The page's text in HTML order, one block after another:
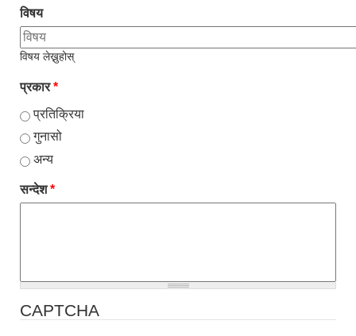
विषय
विषय लेख्नुहोस्
प्रकार*
प्रतिक्रिया
गुनासो
अन्य
सन्देश*
CAPTCHA